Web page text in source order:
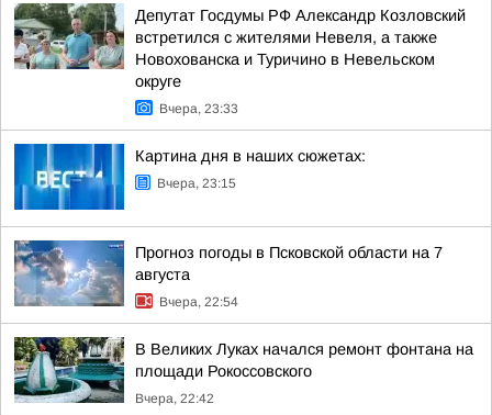
Депутат Госдумы РФ Александр Козловский
встретился с жителями Невеля, а также
Новохованска и Туричино в Невельском
округе
Вчера, 23:33
Картина дня в наших сюжетах:
Вчера, 23:15
Прогноз погоды в Псковской области на 7
августа
Вчера, 22:54
В Великих Луках начался ремонт фонтана на
площади Рокоссовского
Вчера, 22:42